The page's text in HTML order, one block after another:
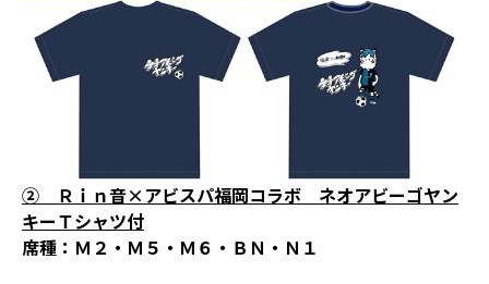
② Ｒｉｎ音×アビスパ福岡コラボ ネオアビーゴヤン
キーＴシャツ付
席種：Ｍ２・Ｍ５・Ｍ６・ＢＮ・Ｎ１